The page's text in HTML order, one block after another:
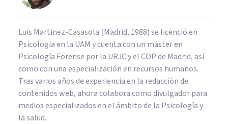
Luis Martínez-Casasola (Madrid, 1988) se licenció en
Psicología en la UAM y cuenta con un máster en
Psicología Forense por la URJC y el COP de Madrid, así
como con una especialización en recursos humanos.
Tras varios años de experiencia en la redacción de
contenidos web, ahora colabora como divulgador para
medios especializados en el ámbito de la Psicología y
la salud.